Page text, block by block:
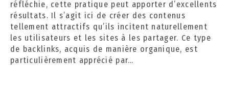
2
0
2
4
réfléchie, cette pratique peut apporter d’excellents
résultats. Il s’agit ici de créer des contenus
tellement attractifs qu’ils incitent naturellement
les utilisateurs et les sites à les partager. Ce type
de backlinks, acquis de manière organique, est
particulièrement apprécié par…